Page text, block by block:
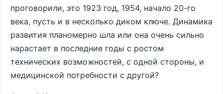
проговорили, это 1923 год, 1954, начало 20-го
века, пусть и в несколько диком ключе. Динамика
развития планомерно шла или она очень сильно
нарастает в последние годы с ростом
технических возможностей, с одной стороны, и
медицинской потребности с другой?